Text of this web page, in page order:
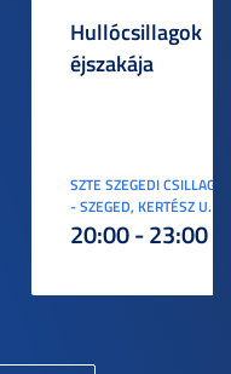
Hullócsillagok
éjszakája
SZTE SZEGEDI
- SZEGED, KERTÉSZ U. 3.
20:00 - 23:00